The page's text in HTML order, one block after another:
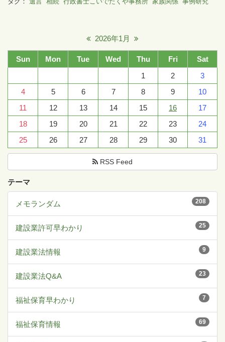
2026年1月
Sun Mon Tue Wed Thu Fri
Sat
1
2
3
4
5 6 7 8 9
10
11
12 13 14 15 16
17
18
19 20 21 22 23
24
25
26 27 28 29 30 31
RSS Feed
テーマ
208
メモランダム
25
建設業許可早わかり
9
建設業法情報
23
建設業法Q&A
7
福祉保育早わかり
69
福祉保育情報